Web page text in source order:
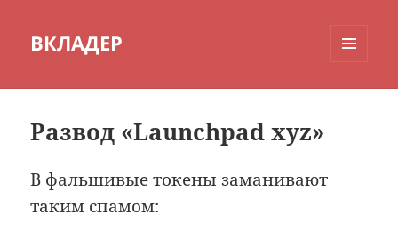
ВКЛАДЕР
Развод «Launchpad xyz»
В фальшивые токены заманивают
таким спамом: